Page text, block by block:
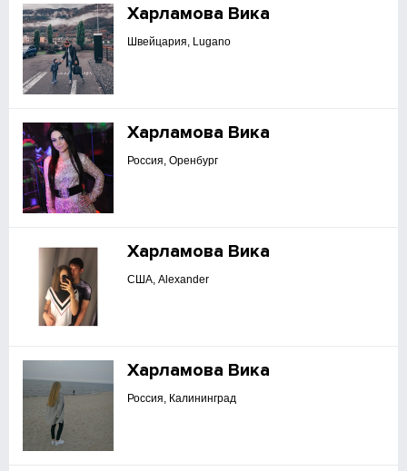
Харламова Вика
Швейцария, Lugano
Харламова Вика
Россия, Оренбург
Харламова Вика
США, Alexander
Харламова Вика
Россия, Калининград